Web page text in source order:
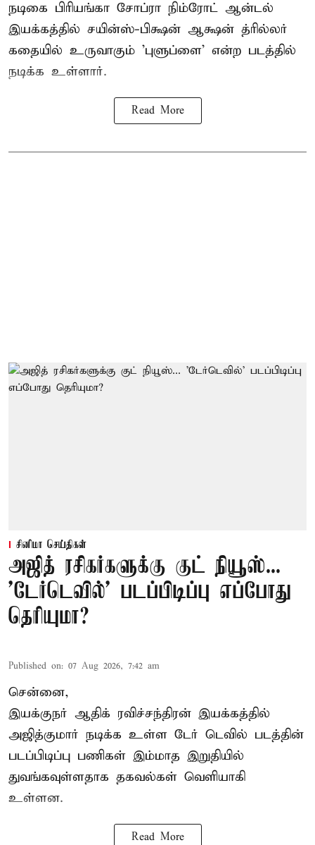
நடிகை பிரியங்கா சோப்ரா நிம்ரோட் ஆன்டல்
இயக்கத்தில் சயின்ஸ்-பிக்ஷன் ஆக்ஷன் த்ரில்லர்
கதையில் உருவாகும் 'புளுப்ளை' என்ற படத்தில்
நடிக்க உள்ளார்.
Read More
சினிமா செய்திகள்
அஜித் ரசிகர்களுக்கு குட் நியூஸ்...
'டேர்டெவில்' படப்பிடிப்பு எப்போது
தெரியுமா?
Published on: 07 Aug 2026, 7:42 am
சென்னை,
இயக்குநர் ஆதிக் ரவிச்சந்திரன் இயக்கத்தில்
அஜித்குமார் நடிக்க உள்ள டேர் டெவில் படத்தின்
படப்பிடிப்பு பணிகள் இம்மாத இறுதியில்
துவங்கவுள்ளதாக தகவல்கள் வெளியாகி
உள்ளன.
Read More